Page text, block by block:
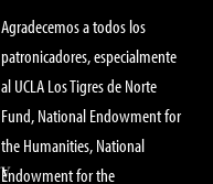
Agradecemos a todos los
patronicadores, especialmente
al UCLA Los Tigres de Norte
Fund, National Endowment for
the Humanities, National
Endowment for the